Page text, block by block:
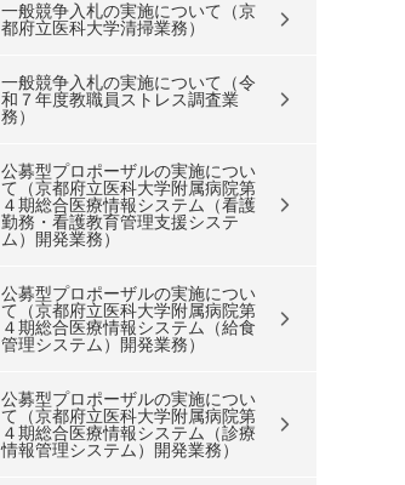
一般競争入札の実施について（京
都府立医科大学清掃業務）
一般競争入札の実施について（令
和７年度教職員ストレス調査業
務）
公募型プロポーザルの実施につい
て（京都府立医科大学附属病院第
４期総合医療情報システム（看護
勤務・看護教育管理支援システ
ム）開発業務）
公募型プロポーザルの実施につい
て（京都府立医科大学附属病院第
４期総合医療情報システム（給食
管理システム）開発業務）
公募型プロポーザルの実施につい
て（京都府立医科大学附属病院第
４期総合医療情報システム（診療
情報管理システム）開発業務）